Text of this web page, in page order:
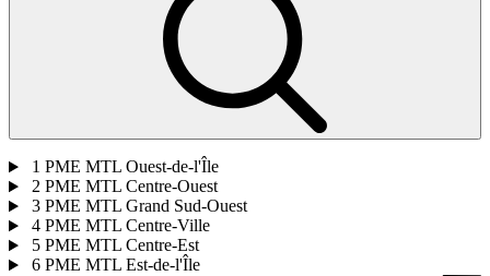
1 PME MTL Ouest-de-l'Île
2 PME MTL Centre-Ouest
3 PME MTL Grand Sud-Ouest
4 PME MTL Centre-Ville
5 PME MTL Centre-Est
6 PME MTL Est-de-l'Île